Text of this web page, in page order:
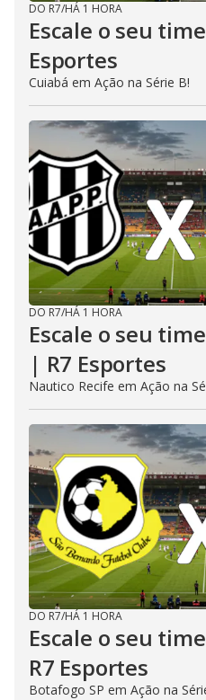
DO R7/HÁ 1 HORA
Escale o seu
Esportes
Cuiabá em Ação na Série B!
DO R7/HÁ 1 HORA
Escale o seu
| R7 Esportes
Nautico Recife em Ação na
DO R7/HÁ 1 HORA
Escale o seu
R7 Esportes
Botafogo SP em Ação na